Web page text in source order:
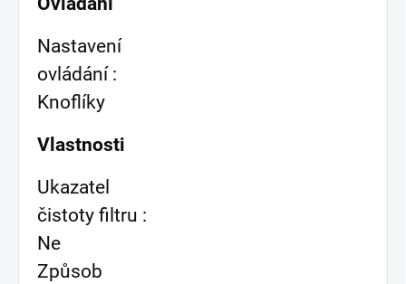
Nastavení
ovládání :
Knoflíky
Vlastnosti
Ukazatel
čistoty filtru :
Ne
Způsob